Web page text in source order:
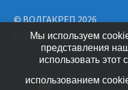
© ВОЛГАКРЕП 2026
Создано с помощью
Мы используем
представления
использовать этот
использованием